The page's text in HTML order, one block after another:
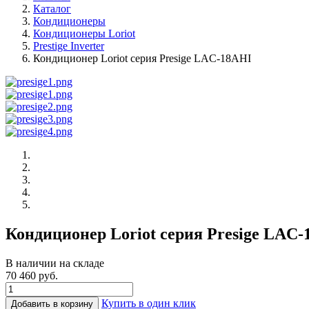
Каталог
Кондиционеры
Кондиционеры Loriot
Prestige Inverter
Кондиционер Loriot cерия Presige LAC-18AHI
Кондиционер Loriot cерия Presige
В наличии на складе
70 460 руб.
Добавить в корзину
Купить в один клик